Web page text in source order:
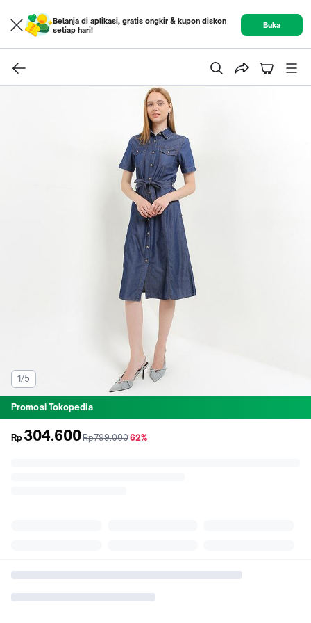
Belanja di aplikasi, gratis ongkir & kupon diskon
setiap hari!
Buka
1/5
Promosi Tokopedia
Rp 304.600sebelum
Rp799.000diskon
62%